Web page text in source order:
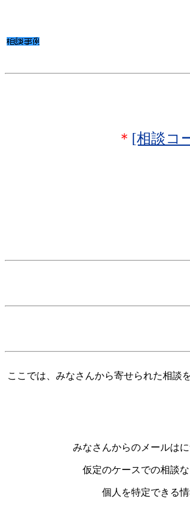
＊ [相談コ
ここでは、みなさんから寄せられた相談
みなさんからのメールは
仮定のケースでの相談
個人を特定できる